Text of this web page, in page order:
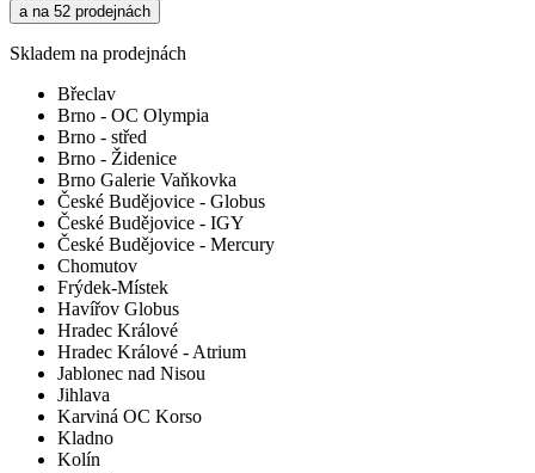
a na 52 prodejnách
Skladem na prodejnách
Břeclav
Brno - OC Olympia
Brno - střed
Brno - Židenice
Brno Galerie Vaňkovka
České Budějovice - Globus
České Budějovice - IGY
České Budějovice - Mercury
Chomutov
Frýdek-Místek
Havířov Globus
Hradec Králové
Hradec Králové - Atrium
Jablonec nad Nisou
Jihlava
Karviná OC Korso
Kladno
Kolín